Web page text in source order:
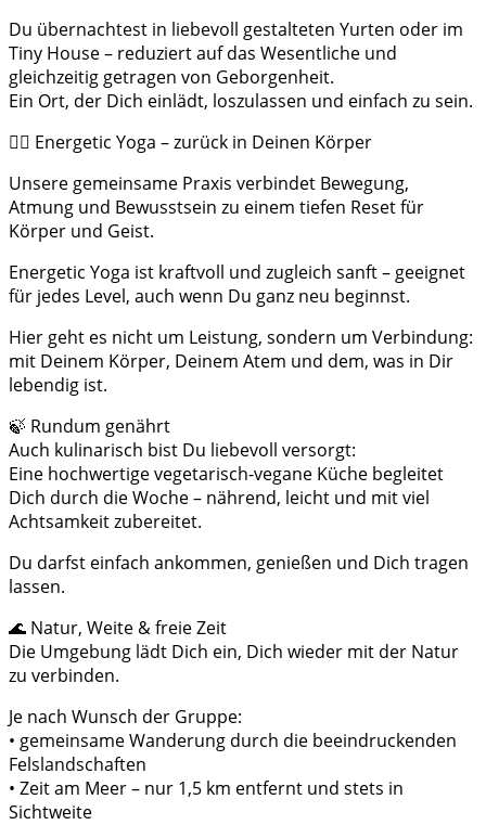
Du übernachtest in liebevoll gestalteten Yurten oder im
Tiny House – reduziert auf das Wesentliche und
gleichzeitig getragen von Geborgenheit.
Ein Ort, der Dich einlädt, loszulassen und einfach zu sein.
🧘‍♀️ Energetic Yoga – zurück in Deinen Körper
Unsere gemeinsame Praxis verbindet Bewegung,
Atmung und Bewusstsein zu einem tiefen Reset für
Körper und Geist.
Energetic Yoga ist kraftvoll und zugleich sanft – geeignet
für jedes Level, auch wenn Du ganz neu beginnst.
Hier geht es nicht um Leistung, sondern um Verbindung:
mit Deinem Körper, Deinem Atem und dem, was in Dir
lebendig ist.
🍃 Rundum genährt
Auch kulinarisch bist Du liebevoll versorgt:
Eine hochwertige vegetarisch-vegane Küche begleitet
Dich durch die Woche – nährend, leicht und mit viel
Achtsamkeit zubereitet.
Du darfst einfach ankommen, genießen und Dich tragen
lassen.
🌊 Natur, Weite & freie Zeit
Die Umgebung lädt Dich ein, Dich wieder mit der Natur
zu verbinden.
Je nach Wunsch der Gruppe:
• gemeinsame Wanderung durch die beeindruckenden
Felslandschaften
• Zeit am Meer – nur 1,5 km entfernt und stets in
Sichtweite